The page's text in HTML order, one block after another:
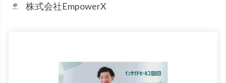
株式会社EmpowerX